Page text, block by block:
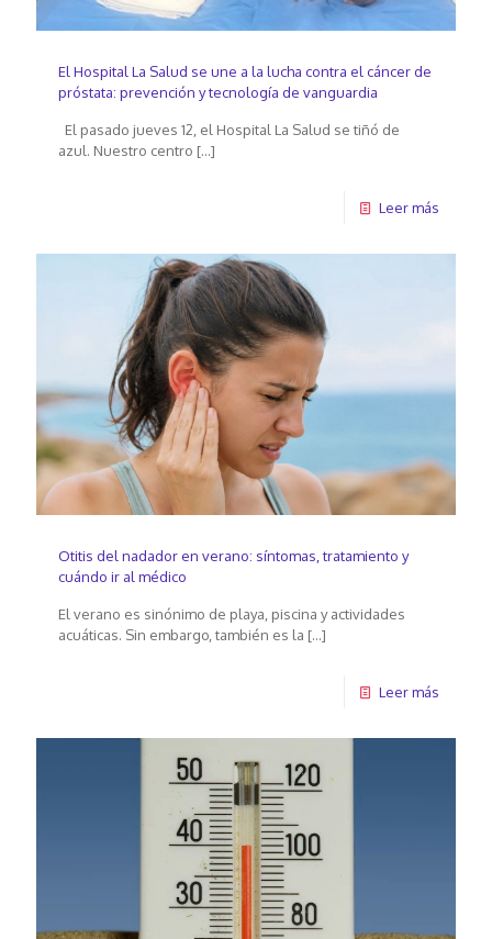
El Hospital La Salud se une a la lucha contra el cáncer de
próstata: prevención y tecnología de vanguardia
El pasado jueves 12, el Hospital La Salud se tiñó de
azul. Nuestro centro […]
Leer más
Otitis del nadador en verano: síntomas, tratamiento y
cuándo ir al médico
El verano es sinónimo de playa, piscina y actividades
acuáticas. Sin embargo, también es la […]
Leer más